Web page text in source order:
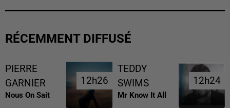
RÉCEMMENT DIFFUSÉ
PIERRE
GARNIER
Nous On Sait
12h26
12h26
TEDDY
SWIMS
Mr Know It All
12h24
12h24